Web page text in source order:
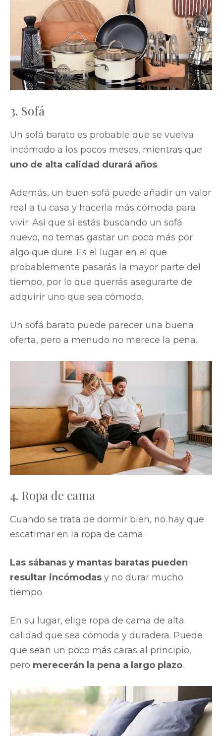
3. Sofá
Un sofá barato es probable que se vuelva
incómodo a los pocos meses, mientras que
uno de alta calidad durará años.
Además, un buen sofá puede añadir un valor
real a tu casa y hacerla más cómoda para
vivir. Así que si estás buscando un sofá
nuevo, no temas gastar un poco más por
algo que dure. Es el lugar en el que
probablemente pasarás la mayor parte del
tiempo, por lo que querrás asegurarte de
adquirir uno que sea cómodo.
Un sofá barato puede parecer una buena
oferta, pero a menudo no merece la pena.
4. Ropa de cama
Cuando se trata de dormir bien, no hay que
escatimar en la ropa de cama.
Las sábanas y mantas baratas pueden
resultar incómodas y no durar mucho
tiempo.
En su lugar, elige ropa de cama de alta
calidad que sea cómoda y duradera. Puede
que sean un poco más caras al principio,
pero merecerán la pena a largo plazo.